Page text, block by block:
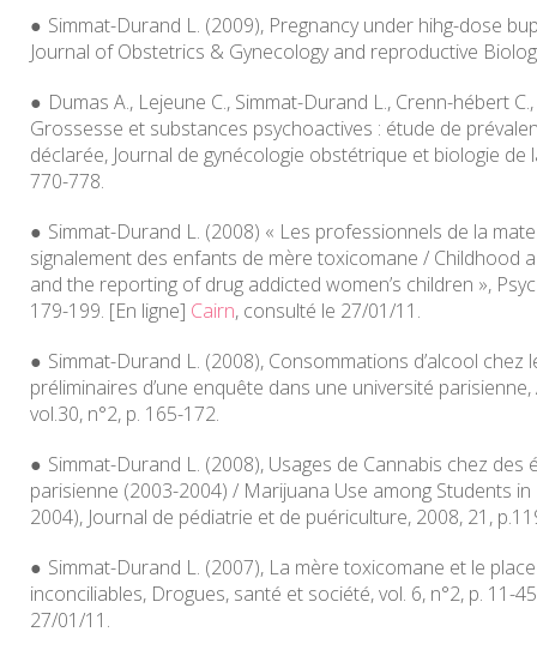
Simmat-Durand L. (2009), Pregnancy under hihg-dose
Journal of Obstetrics & Gynecology and reproductive
Dumas A., Lejeune C., Simmat-Durand L., Crenn-hébert
Grossesse et substances psychoactives : étude de
déclarée, Journal de gynécologie obstétrique et biologie
770-778.
Simmat-Durand L. (2008) « Les professionnels de la
signalement des enfants de mère toxicomane / Childhood
and the reporting of drug addicted women’s children »,
179-199. [En ligne] Cairn, consulté le 27/01/11.
Simmat-Durand L. (2008), Consommations d’alcool chez
préliminaires d’une enquête dans une université parisienne,
vol.30, n°2, p. 165-172.
Simmat-Durand L. (2008), Usages de Cannabis chez des
parisienne (2003-2004) / Marijuana Use among Students
2004), Journal de pédiatrie et de puériculture, 2008, 21,
Simmat-Durand L. (2007), La mère toxicomane et le
inconciliables, Drogues, santé et société, vol. 6, n°2, p. 11-
27/01/11.